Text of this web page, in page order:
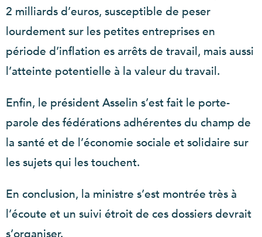
2 milliards d’euros, susceptible de peser
lourdement sur les petites entreprises en
période d’inflation es arrêts de travail, mais aussi
l’atteinte potentielle à la valeur du travail.
Enfin, le président Asselin s’est fait le porte-
parole des fédérations adhérentes du champ de
la santé et de l’économie sociale et solidaire sur
les sujets qui les touchent.
En conclusion, la ministre s’est montrée très à
l’écoute et un suivi étroit de ces dossiers devrait
s’organiser.